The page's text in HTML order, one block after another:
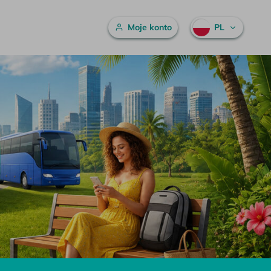
Menu główne
Moje konto PL